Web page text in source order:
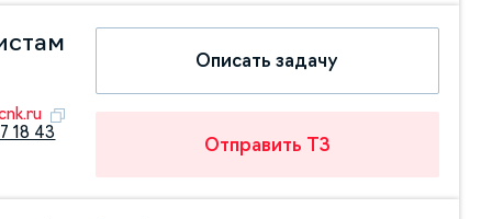
18 43
Описать задачу
Отправить ТЗ